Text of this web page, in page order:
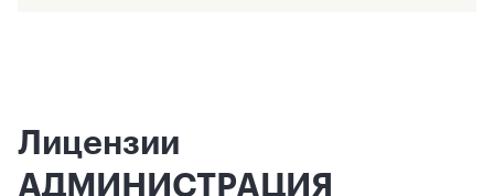
Лицензии
АДМИНИСТРАЦИЯ